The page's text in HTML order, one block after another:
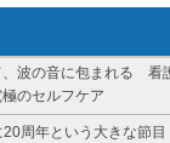
波の音に包まれる 看
のセルフケア
周年という大きな節目